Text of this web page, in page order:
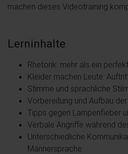
machen dieses Videotraining
Lerninhalte
Rhetorik: mehr als ein
Kleider machen Leute:
Stimme und sprachliche
Vorbereitung und Aufbau
Tipps gegen Lampenfieber
Verbale Angriffe während
Unterschiedliche
Männersprache